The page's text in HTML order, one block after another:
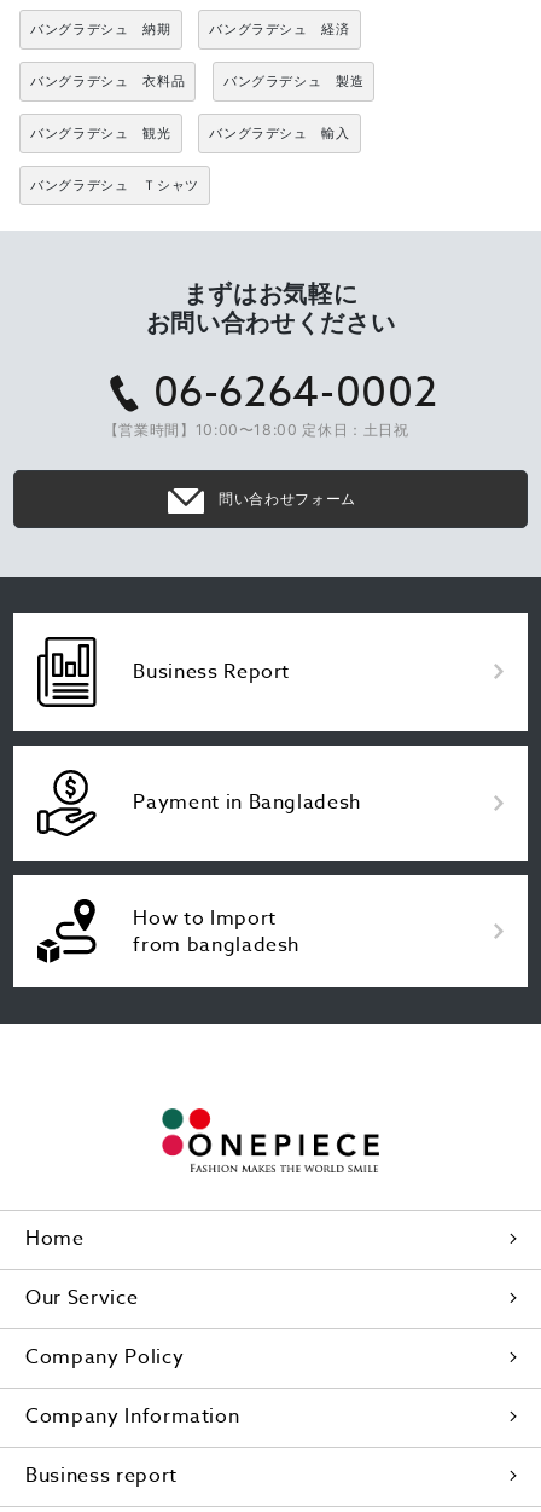
バングラデシュ 納期 バングラデシュ 経済
バングラデシュ 衣料品 バングラデシュ 製造
バングラデシュ 観光 バングラデシュ 輸入
バングラデシュ Ｔシャツ
まずはお気軽に
お問い合わせください
06-6264-0002
【営業時間】10:00〜18:00 定休日：土日祝
問い合わせフォーム
Business Report
Payment in Bangladesh
How to Import
from bangladesh
Home
Our Service
Company Policy
Company Information
Business report